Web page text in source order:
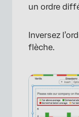
un ordre
Inversez
flèche.